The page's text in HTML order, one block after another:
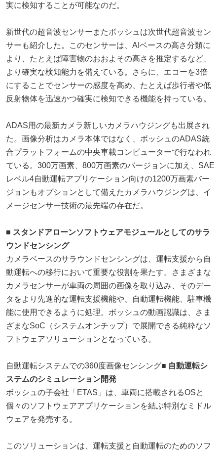
実に検知することが可能なのだ。
新世代の超音波センサーまたボッシュは次世代超音波セン
サーも紹介した。このセンサーは、AIベースの高さ分類に
より、たとえば障害物のおおよその高さを推定するなど、
より確実な検知能力を備えている。さらに、エコーを3倍
にすることでセンサーの感度を高め、たとえば歩行者や低
反射物体を迅速かつ確実に検知できる機能を持っている。
ADAS用の最新カメラ新しいカメラハウジングも出展され
た。画像分析はカメラ本体ではなく、ボッシュのADAS統
合プラットフォームの中央車載コンピューターで行なわれ
ている。300万画素、800万画素のバージョンに加え、SAE
レベル4自動運転アプリケーション向けの1200万画素バー
ジョンもオプションとして備えたカメラハウジングは、イ
メージセンサー技術の最先端の存在だ。
■ スタンドアローンソフトウェアモジュールとしてのサラ
ウンドセンシング
カメラベースのサラウンドセンシングは、運転支援から自
動運転への移行において重要な役割を果たす。さまざまな
カメラセンサーが車両の周囲の画像を取り込み、そのデー
タをより先進的な運転支援機能や、自動運転機能、駐車機
能に使用できるように処理。ボッシュの動画認識は、さま
ざまなSoC（システムオンチップ）で展開できる純粋なソ
フトウェアソリューションとなっている。
自動運転システムでの360度画像センシング■ 自動運転シ
ステムのシミュレーション開発
ボッシュの子会社「ETAS」は、車両に搭載されるOSと
個々のソフトウェアアプリケーションを結ぶ特別なミドル
ウェアを発売する。
このソリューションは、運転支援と自動運転のためのソフ